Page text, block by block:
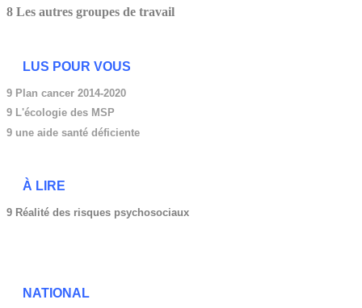
8 Les autres groupes de travail
LUS POUR VOUS
9 Plan cancer 2014-2020
9 L'écologie des MSP
9 une aide santé déficiente
À LIRE
9 Réalité des risques psychosociaux
NATIONAL